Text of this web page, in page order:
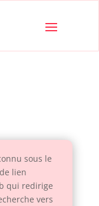
sous le
lien
qui redirige
vers